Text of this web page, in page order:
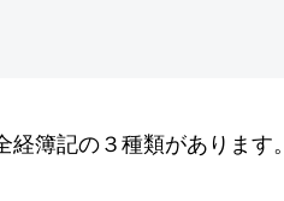
簿記の３種類があります。